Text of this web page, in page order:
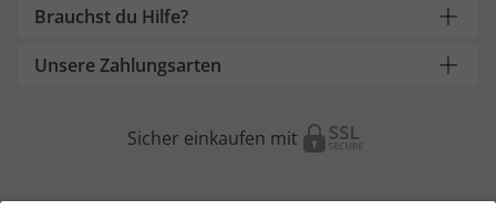
Brauchst du Hilfe?
Unsere Zahlungsarten
Sicher einkaufen mit